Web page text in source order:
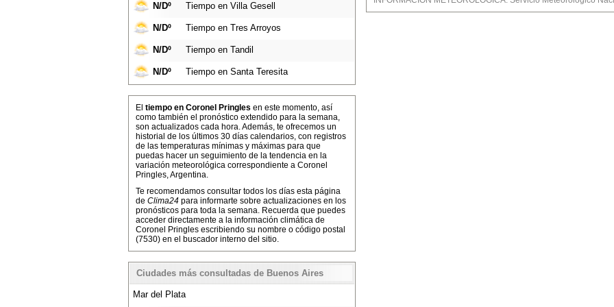
N/Dº Tiempo en Villa Gesell
N/Dº Tiempo en Tres Arroyos
N/Dº Tiempo en Tandil
N/Dº Tiempo en Santa Teresita
El tiempo en Coronel Pringles en este momento, así
como también el pronóstico extendido para la semana,
son actualizados cada hora. Además, te ofrecemos un
historial de los últimos 30 días calendarios, con registros
de las temperaturas mínimas y máximas para que
puedas hacer un seguimiento de la tendencia en la
variación meteorológica correspondiente a Coronel
Pringles, Argentina.
Te recomendamos consultar todos los días esta página
de Clima24 para informarte sobre actualizaciones en los
pronósticos para toda la semana. Recuerda que puedes
acceder directamente a la información climática de
Coronel Pringles escribiendo su nombre o código postal
(7530) en el buscador interno del sitio.
Ciudades más consultadas de Buenos Aires
Mar del Plata